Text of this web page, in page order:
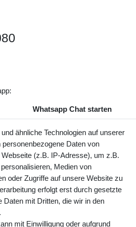
Whatsapp Chat starten
MwSt. und zzgl. Service- und
ähnliche Technologien auf unserer
Daten von
(z.B. IP-Adresse), um z.B.
Medien von
oder Zugriffe auf unsere Website zu
erfolgt erst durch gesetzte
Daten mit Dritten, die wir in den
mit Einwilligung oder aufgrund